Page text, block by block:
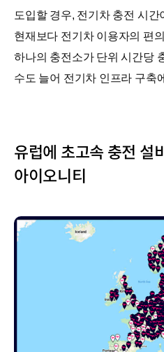
도입할 경우, 전기차 충전 시간
현재보다 전기차 이용자의 편
하나의 충전소가 단위 시간당
수도 늘어 전기차 인프라 구축
유럽에 초고속 충전 설
아이오니티